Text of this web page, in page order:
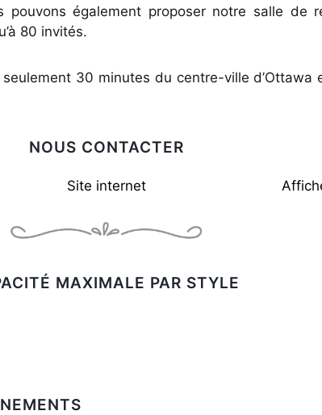
également proposer notre salle de
80 invités.
30 minutes du centre-ville d’Ottawa
NOUS CONTACTER
Site internet
MAXIMALE PAR STYLE